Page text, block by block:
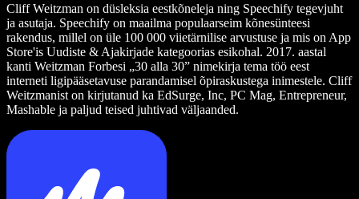
Cliff Weitzman on düsleksia eestkõneleja ning Speechify tegevjuht
ja asutaja. Speechify on maailma populaarseim kõnesünteesi
rakendus, millel on üle 100 000 viietärnilise arvustuse ja mis on App
Store'is Uudiste & Ajakirjade kategoorias esikohal. 2017. aastal
kanti Weitzman Forbesi „30 alla 30” nimekirja tema töö eest
interneti ligipääsetavuse parandamisel õpiraskustega inimestele. Cliff
Weitzmanist on kirjutanud ka EdSurge, Inc, PC Mag, Entrepreneur,
Mashable ja paljud teised juhtivad väljaanded.